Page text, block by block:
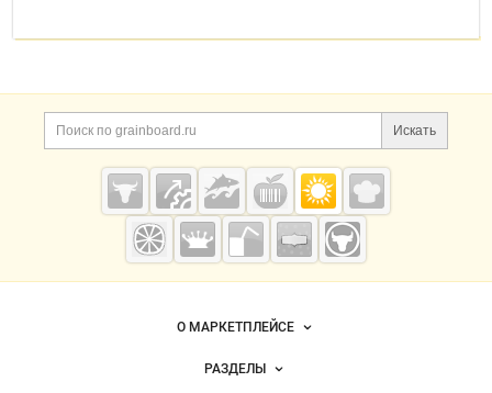
Дополнительная информация
Поиск по сайту и
Искать
Cсылки на полезные проекты
Grainboard.ru
— зерно и
мука
Важные разделы и контакты
Навигация по сайтуО МАРКЕТПЛЕЙСЕ
Новости Grainboard.ru
РАЗДЕЛЫ